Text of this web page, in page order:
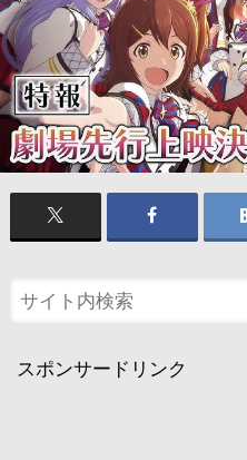
スポンサードリンク